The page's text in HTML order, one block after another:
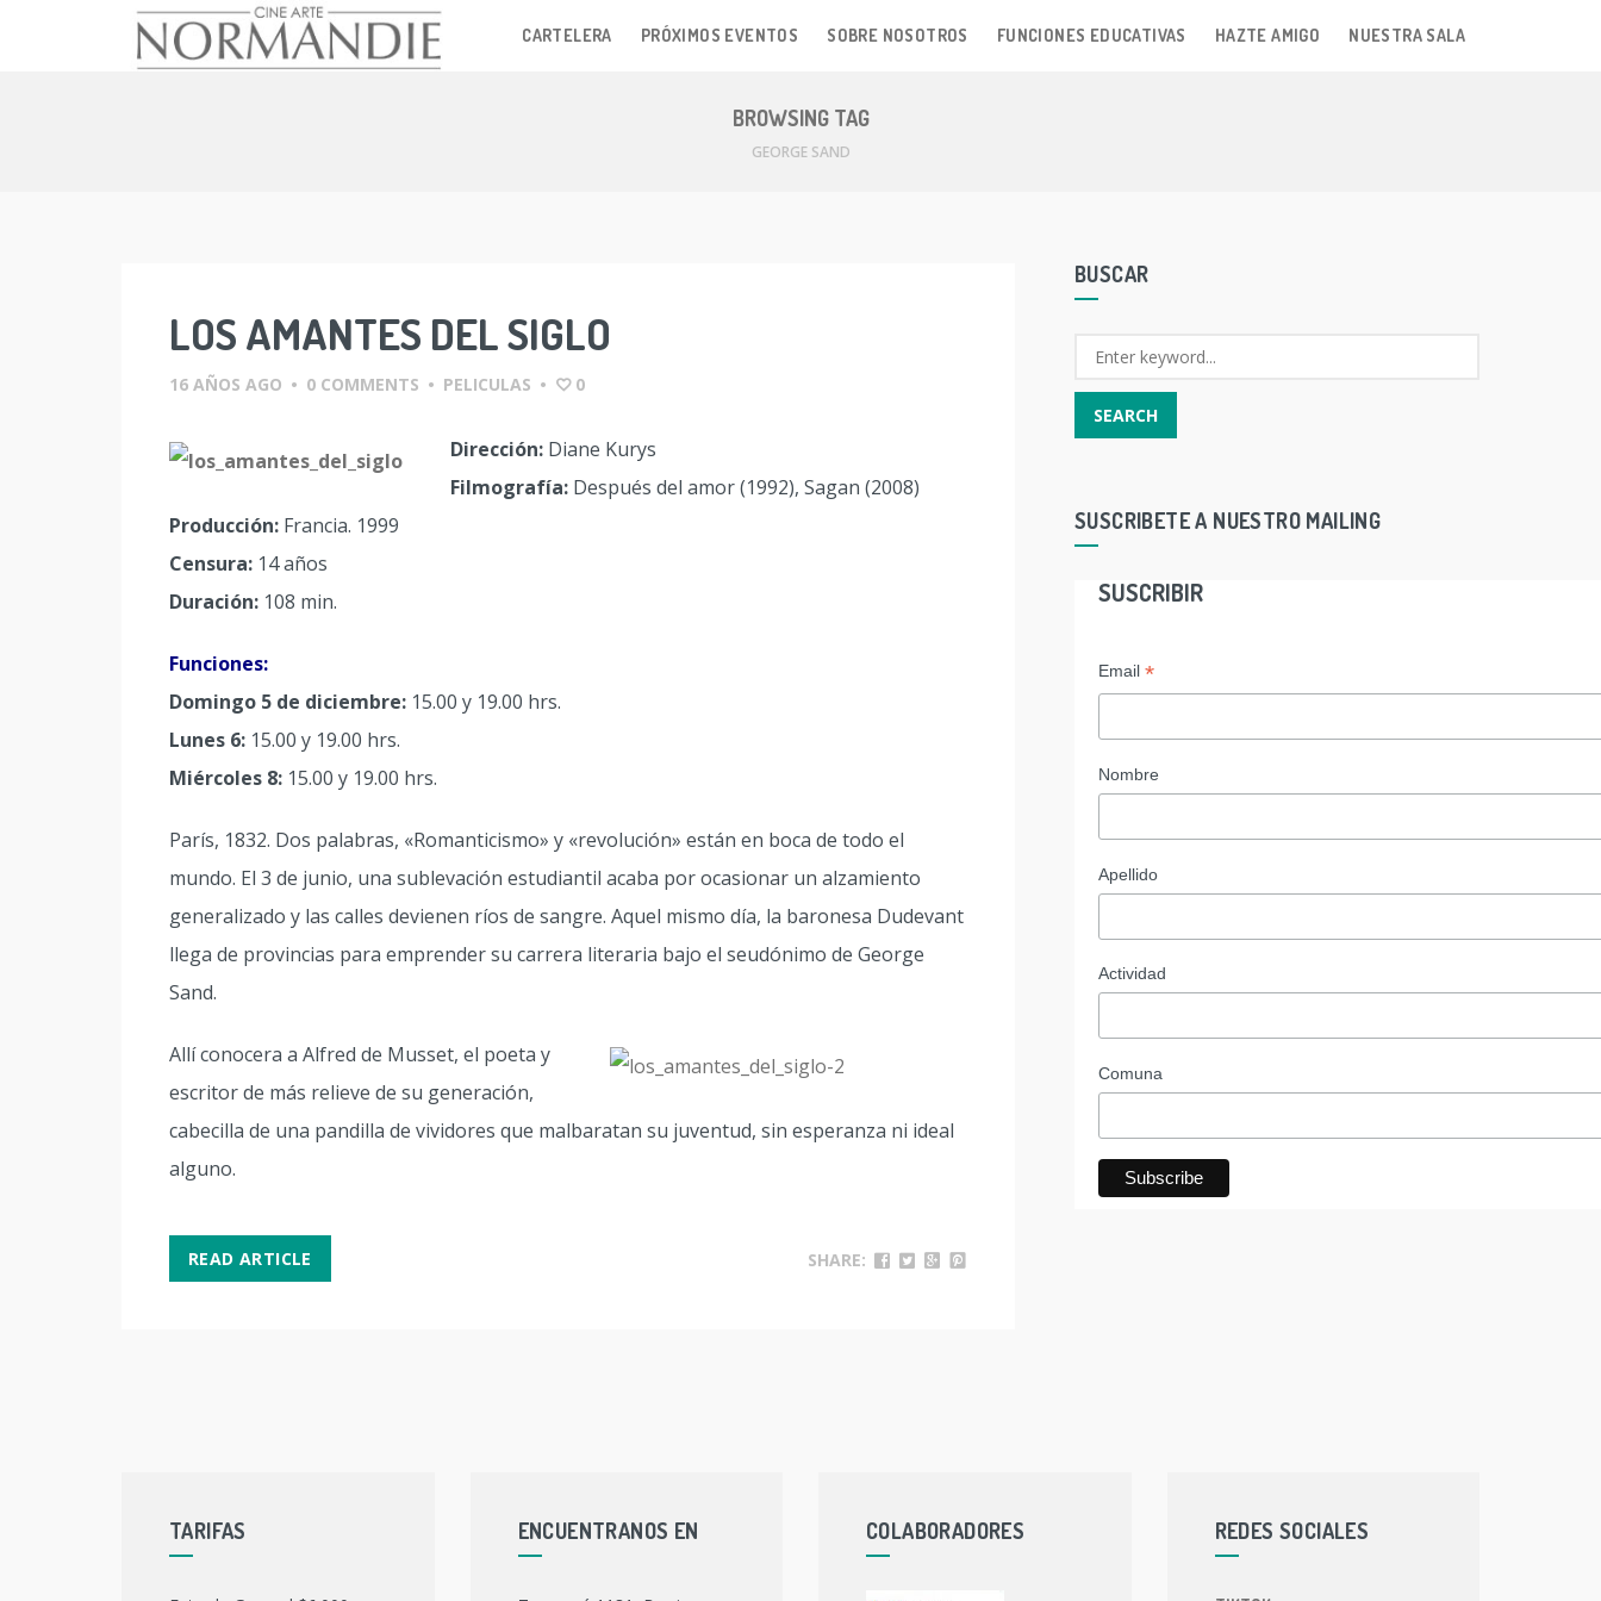
CARTELERA PRÓXIMOS EVENTOS SOBRE NOSOTROS FUNCIONES EDUCATIVAS HAZTE AMIGO NUESTRA SALA
BROWSING TAG
GEORGE SAND
LOS AMANTES DEL SIGLO
16 AÑOS AGO • 0 COMMENTS • PELICULAS • 0
Dirección: Diane Kurys
Filmografía: Después del amor (1992), Sagan (2008)
Producción: Francia. 1999
Censura: 14 años
Duración: 108 min.
Funciones:
Domingo 5 de diciembre: 15.00 y 19.00 hrs.
Lunes 6: 15.00 y 19.00 hrs.
Miércoles 8: 15.00 y 19.00 hrs.
París, 1832. Dos palabras, «Romanticismo» y «revolución» están en boca de todo el
mundo. El 3 de junio, una sublevación estudiantil acaba por ocasionar un alzamiento
generalizado y las calles devienen ríos de sangre. Aquel mismo día, la baronesa Dudevant
llega de provincias para emprender su carrera literaria bajo el seudónimo de George
Sand.
Allí conocera a Alfred de Musset, el poeta y
escritor de más relieve de su generación,
cabecilla de una pandilla de vividores que malbaratan su juventud, sin esperanza ni ideal
alguno.
READ ARTICLE SHARE:
BUSCAR
SUSCRIBETE A NUESTRO MAILING
SUSCRIBIR
Email *
Nombre
Apellido
Actividad
Comuna
TARIFAS ENCUENTRANOS EN COLABORADORES REDES SOCIALES